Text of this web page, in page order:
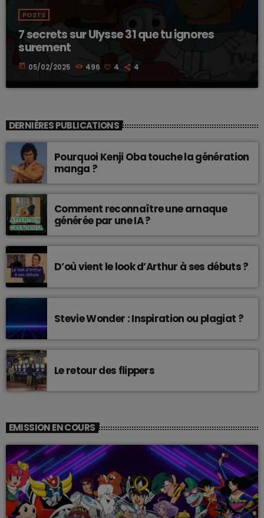
POSTS
7 secrets sur Ulysse 31 que tu ignores
surement
today 05/02/2025 496 4 4
DERNIÈRES PUBLICATIONS
Pourquoi Kenji Oba touche la génération
manga ?
Comment reconnaître une arnaque
générée par une IA ?
D’où vient le look d’Arthur à ses débuts ?
Stevie Wonder : Inspiration ou plagiat ?
Le retour des flippers
EMISSION EN COURS